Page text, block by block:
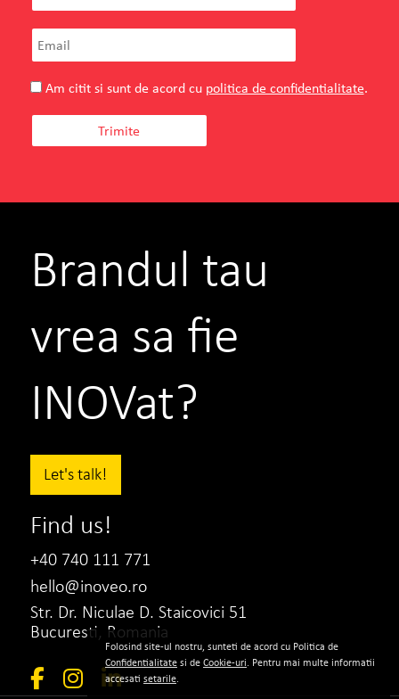
Am citit si sunt de acord cu politica de confidentialitate.
Brandul tau
vrea sa fie
INOVat?
Let's talk!
Find us!
+40 740 111 771
hello@inoveo.ro
Str. Dr. Niculae D. Staicovici 51
Bucuresti, Romania
Folosind site-ul nostru, sunteti de acord cu Politica de
Confidentialitatesi deCookie-uri. Pentru mai multe informatii
accesati setarile.